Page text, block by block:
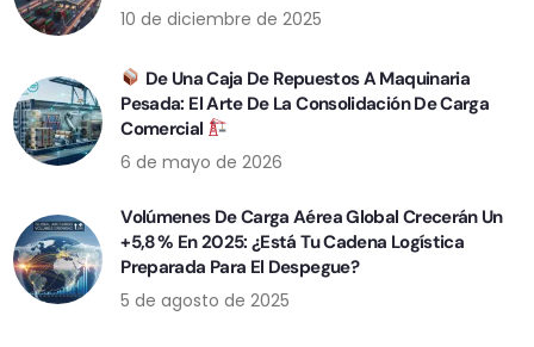
10 de diciembre de 2025
De Una Caja De Repuestos A Maquinaria
Pesada: El Arte De La Consolidación De Carga
Comercial
6 de mayo de 2026
Volúmenes De Carga Aérea Global Crecerán Un
+5,8 % En 2025: ¿Está Tu Cadena Logística
Preparada Para El Despegue?
5 de agosto de 2025